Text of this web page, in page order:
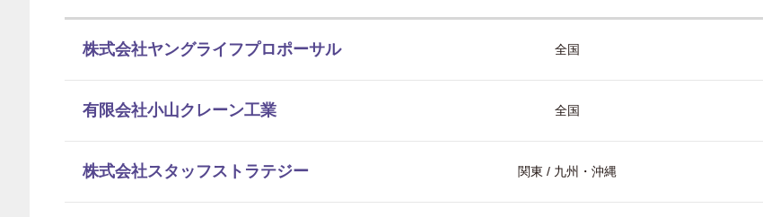
株式会社ヤングライフプロポーサル 全国
有限会社小山クレーン工業 全国
株式会社スタッフストラテジー 関東 / 九州・沖縄